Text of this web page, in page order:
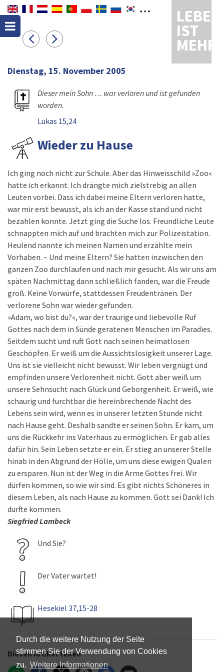
Durch die weitere Nutzung der Seite
stimmen Sie der Verwendung von Cookies
zu. Weitere Informationen
LEBEN
IST
MEHR
Dienstag, 15. November 2005
Dieser mein Sohn … war verloren und ist gefunden
worden.
Lukas 15,24
Wieder zu Hause
Ich ging noch nicht zur Schule. Aber das Hinweisschild »Zoo«
hatte ich erkannt. Ich drängte mich zielstrebig an allen
Leuten vorbei. Dass ich dabei meine Eltern verloren hatte,
war mir erst bewusst, als ich an der Kasse stand und nicht
bezahlen konnte. Jetzt ging die Suche los. Freundliche Leute
schnappten mich auf und brachten mich zur Polizeistation.
Heulend nannte ich meinen Namen und erzählte mein
Vorhaben. – Und meine Eltern? Sie hatten inzwischen den
ganzen Zoo durchlaufen und nach mir gesucht. Als wir uns am
späten Nachmittag dann schließlich fanden, war die Freude
groß. Keine Vorwürfe, stattdessen Freudentränen. Der
verlorene Sohn war wieder gefunden.
»Adam, wo bist du?«, war der traurige und liebevolle Ruf
Gottes nach dem in Sünde geratenen Menschen im Paradies.
Seitdem sucht und ruft Gott nach seinen heimatlosen
Geschöpfen. Er weiß um die Aussichtslosigkeit unserer Lage.
Uns ist sie vielleicht nicht bewusst. Wir leben vergnügt und
empfinden unsere Verlorenheit nicht. Gott aber weiß um
unsere Sehnsucht nach Glück und Geborgenheit. Er weiß, wie
schaurig und furchtbar die hereinbrechende Nacht des
Lebens sein wird, wenn es in unserer letzten Stunde nicht
nach Hause geht. Deshalb sandte er seinen Sohn. Er kam, um
uns die Rückkehr ins Vaterhaus zu ermöglichen. Er gab alles
dafür hin. Sein Leben setzte er ein. Er stieg an unserer Stelle
hinab in den Abgrund der Hölle, um uns diese ewigen Qualen
zu ersparen. Nun ist der Weg in die Arme Gottes frei. Wir
dürfen kommen, so wie wir sind. Es gibt nichts Schöneres in
diesem Leben, als nach Hause zu kommen. Gott sei Dank! Ich
durfte kommen.
Siegfried Lambeck
Und Sie?
Der Vater wartet!
Hesekiel 37,15-28
Diesen Artikel teilen